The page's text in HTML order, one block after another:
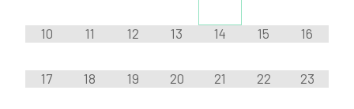
10 11 12 13 14 15 16
17 18 19 20 21 22 23